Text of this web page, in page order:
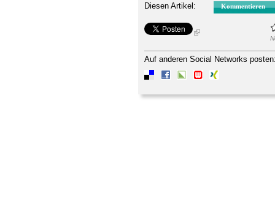
Diesen Artikel: Kommentieren
Auf anderen Social Networks